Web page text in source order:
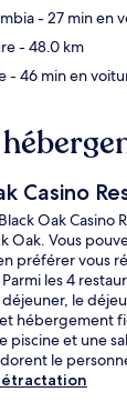
- 27 min en
- 48.0 km
- 46 min en
Casino
Oak Casino
Oak. Vous
préférer vous
les 4
le
hébergement
piscine et une
le